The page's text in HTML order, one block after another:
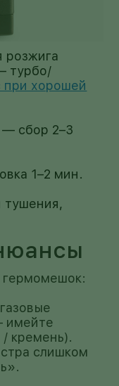
розжига
турбо/
при хорошей
— сбор 2–3
1–2 мин.
тушения,
гермомешок:
имейте
/ кремень).
слишком